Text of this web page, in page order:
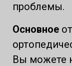
проблемы.
Основное
Вы можете